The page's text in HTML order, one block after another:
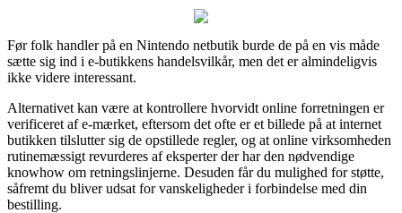
Før folk handler på en Nintendo netbutik burde de på en vis måde
sætte sig ind i e-butikkens handelsvilkår, men det er almindeligvis
ikke videre interessant.
Alternativet kan være at kontrollere hvorvidt online forretningen er
verificeret af e-mærket, eftersom det ofte er et billede på at internet
butikken tilslutter sig de opstillede regler, og at online virksomheden
rutinemæssigt revurderes af eksperter der har den nødvendige
knowhow om retningslinjerne. Desuden får du mulighed for støtte,
såfremt du bliver udsat for vanskeligheder i forbindelse med din
bestilling.